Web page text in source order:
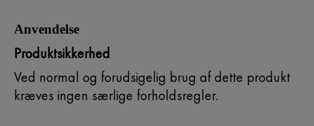
Anvendelse
Produktsikkerhed
Ved normal og forudsigelig brug af dette produkt
kræves ingen særlige forholdsregler.